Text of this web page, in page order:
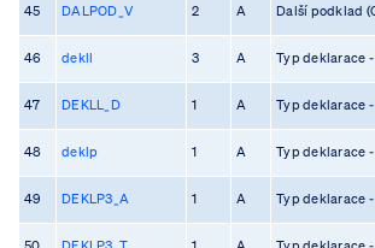
45 DALPOD_V 2 A Další podklad
46 dekll 3 A Typ deklarace
47 DEKLL_D 1 A Typ deklarace
48 deklp 1 A Typ deklarace
49 DEKLP3_A 1 A Typ deklarace